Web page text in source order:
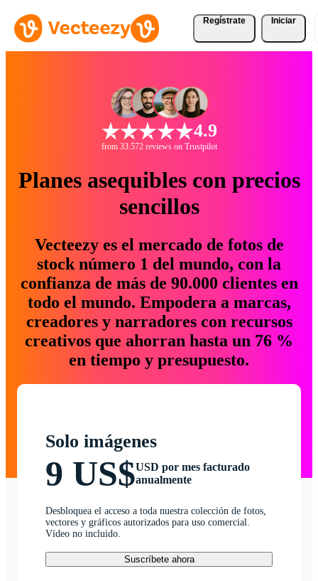
Regístrate Iniciar
4.9
from 33.572 reviews on Trustpilot
Planes asequibles con precios
sencillos
Vecteezy es el mercado de fotos de
stock número 1 del mundo, con la
confianza de más de 90.000 clientes en
todo el mundo. Empodera a marcas,
creadores y narradores con recursos
creativos que ahorran hasta un 76 %
en tiempo y presupuesto.
Solo imágenes
9 US$USD por mes facturado
anualmente
Desbloquea el acceso a toda nuestra colección de fotos,
vectores y gráficos autorizados para uso comercial.
Vídeo no incluido.
Suscríbete ahora